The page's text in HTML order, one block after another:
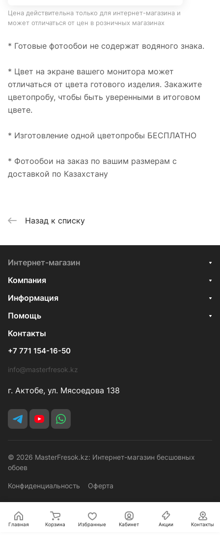
Цена действительна только для интернет-магазина и
может отличаться от цен в розничных магазинах
* Готовые фотообои не содержат водяного знака.
* Цвет на экране вашего монитора может
отличаться от цвета готового изделия. Закажите
цветопробу, чтобы быть уверенными в итоговом
цвете.
* Изготовление одной цветопробы БЕСПЛАТНО
* Фотообои на заказ по вашим размерам с
доставкой по Казахстану
Назад к списку
Интернет-магазин
Компания
Информация
Помощь
Контакты
+7 771 154-16-50
info@masterfresok.kz
г. Актобе, ул. Мясоедова 138
© 2026 MasterFresok.kz: Интернет-магазин бесшовных
обоев
Конфиденциальность Оферта
Главная Корзина Избранные Кабинет Акции Контакты